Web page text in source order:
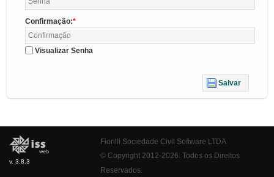
Confirmação:
Visualizar Senha
Salvar
v. 3.8.3
Fiorilli Sociedade Civil Software LTDA
© Copyright 2012-2026. Todos os Direitos
Reservados.